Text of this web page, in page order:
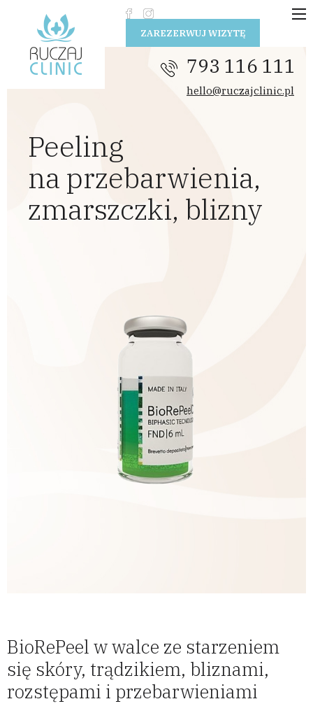
ZAREZERWUJ WIZYTĘ
793 116 111
hello@ruczajclinic.pl
Peeling
na przebarwienia,
zmarszczki, blizny
BioRePeel w walce ze starzeniem
się skóry, trądzikiem, bliznami,
rozstępami i przebarwieniami